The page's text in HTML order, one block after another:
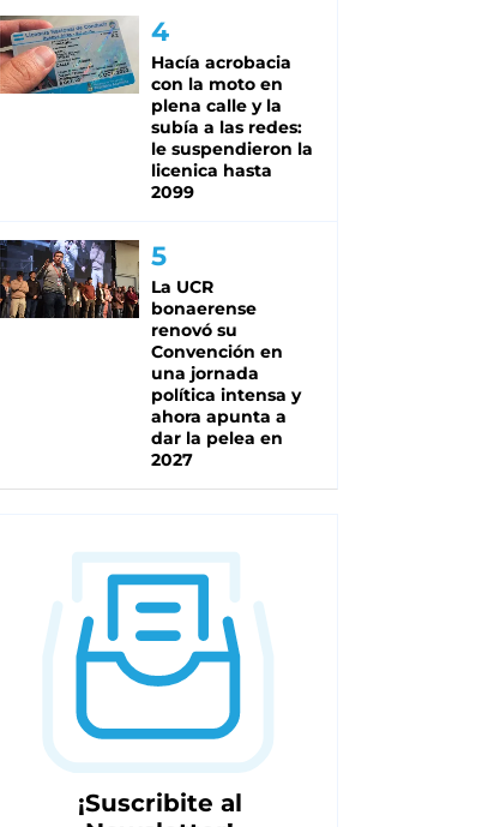
Hacía acrobacia
con la moto en
plena calle y la
subía a las redes:
le suspendieron la
licenica hasta
2099
La UCR
bonaerense
renovó su
Convención en
una jornada
política intensa y
ahora apunta a
dar la pelea en
2027
¡Suscribite al